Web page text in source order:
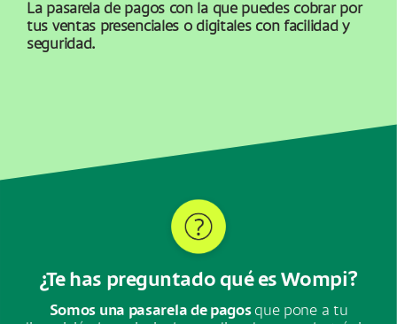
La pasarela de pagos con la que puedes cobrar por
tus ventas presenciales o digitales con facilidad y
seguridad.
¿Te has preguntado qué es Wompi?
Somos una pasarela de pagos que pone a tu